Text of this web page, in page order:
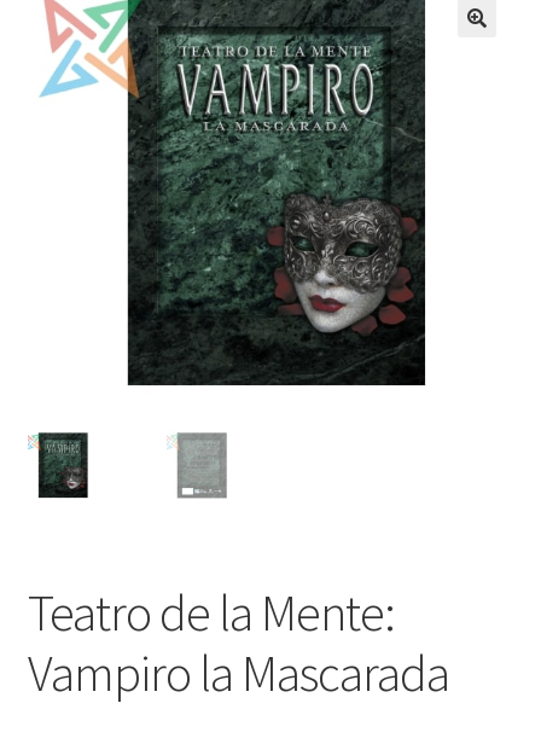
AKATAKA BOOKS
Mi cuenta
Teatro de la Mente:
Vampiro la Mascarada